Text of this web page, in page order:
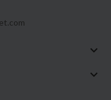

